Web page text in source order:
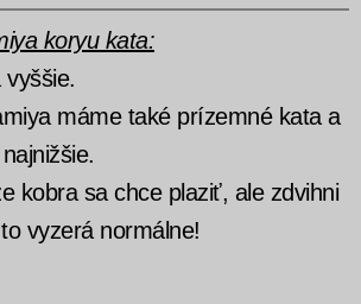
koryu kata:
vyššie.
máme také prízemné kata a
kobra sa chce plaziť, ale zdvihni
vyzerá normálne!